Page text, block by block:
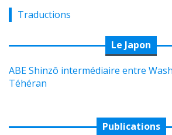
Traductions
Le Japon
ABE Shinzô intermédiaire entre
Téhéran
Publications